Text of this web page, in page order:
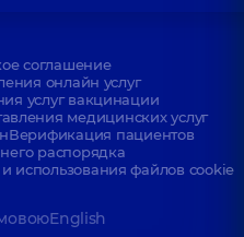
соглашение
онлайн услуг
услуг вакцинации
медицинских услуг
Верификация пациентов
распорядка
использования файлов cookie
English